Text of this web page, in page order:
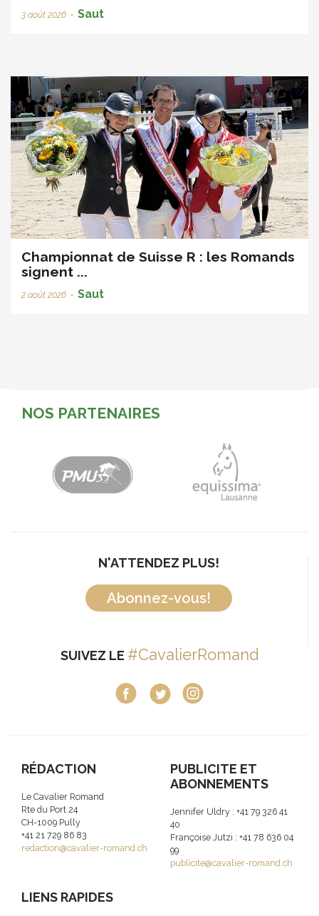
3 août 2026 • Saut
Championnat de Suisse R : les Romands
signent ...
2 août 2026 • Saut
NOS PARTENAIRES
N'ATTENDEZ PLUS!
Abonnez-vous!
SUIVEZ LE #CavalierRomand
RÉDACTION
Le Cavalier Romand
Rte du Port 24
CH-1009 Pully
+41 21 729 86 83
redaction@cavalier-romand.ch
PUBLICITE ET
ABONNEMENTS
Jennifer Uldry : +41 79 326 41
40
Françoise Jutzi : +41 78 636 04
99
publicite@cavalier-romand.ch
LIENS RAPIDES